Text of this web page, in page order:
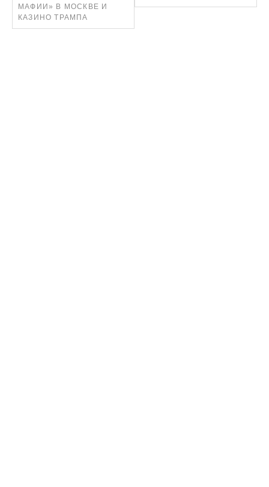
МАФИИ» В МОСКВЕ И
КАЗИНО ТРАМПА